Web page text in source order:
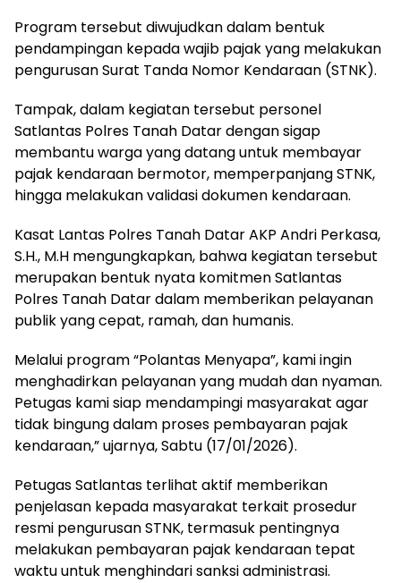
Program tersebut diwujudkan dalam bentuk
pendampingan kepada wajib pajak yang melakukan
pengurusan Surat Tanda Nomor Kendaraan (STNK).
Tampak, dalam kegiatan tersebut personel
Satlantas Polres Tanah Datar dengan sigap
membantu warga yang datang untuk membayar
pajak kendaraan bermotor, memperpanjang STNK,
hingga melakukan validasi dokumen kendaraan.
Kasat Lantas Polres Tanah Datar AKP Andri Perkasa,
S.H., M.H mengungkapkan, bahwa kegiatan tersebut
merupakan bentuk nyata komitmen Satlantas
Polres Tanah Datar dalam memberikan pelayanan
publik yang cepat, ramah, dan humanis.
Melalui program “Polantas Menyapa”, kami ingin
menghadirkan pelayanan yang mudah dan nyaman.
Petugas kami siap mendampingi masyarakat agar
tidak bingung dalam proses pembayaran pajak
kendaraan,” ujarnya, Sabtu (17/01/2026).
Petugas Satlantas terlihat aktif memberikan
penjelasan kepada masyarakat terkait prosedur
resmi pengurusan STNK, termasuk pentingnya
melakukan pembayaran pajak kendaraan tepat
waktu untuk menghindari sanksi administrasi.